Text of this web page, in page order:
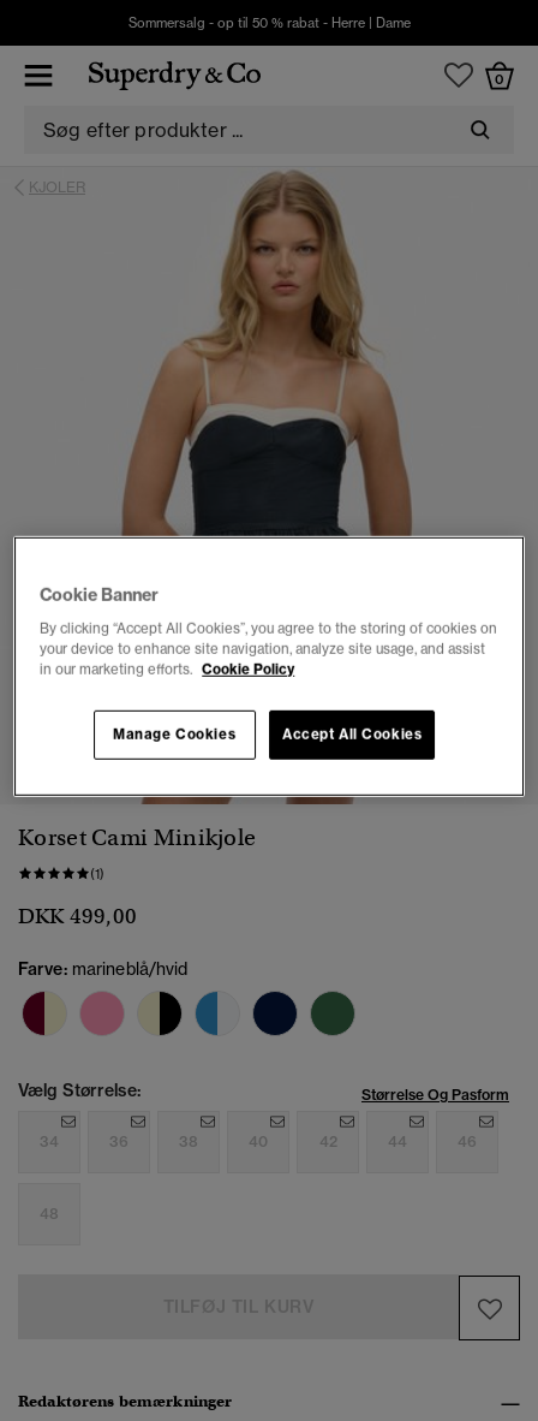
Sommersalg - op til 50 % rabat - Herre| Dame
0
KJOLER
1 2 4 5
Korset Cami Minikjole
(1)
DKK 499,00
Farve: marineblå/hvid
Vælg Størrelse: Størrelse Og Pasform
34 36 38 40 42 44 46
48
Redaktørens bemærkninger
Cookie Banner
By clicking “Accept All Cookies”, you agree to the storing of cookies on
your device to enhance site navigation, analyze site usage, and assist
in our marketing efforts. Cookie Policy
Accept All Cookies
Manage Cookies